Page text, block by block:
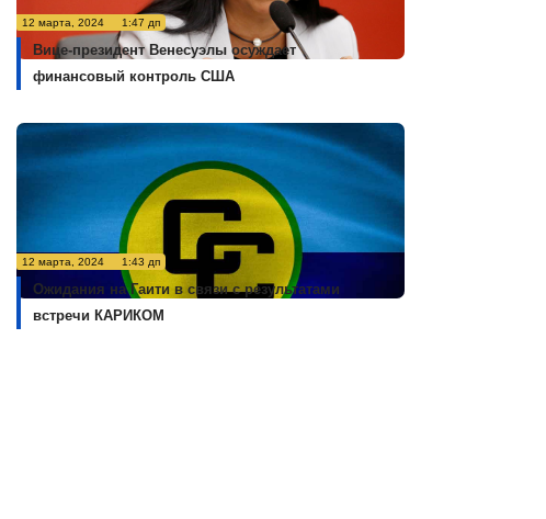
12 марта, 2024 1:47 дп
Вице-президент Венесуэлы осуждает
финансовый контроль США
12 марта, 2024 1:43 дп
Ожидания на Гаити в связи с результатами
встречи КАРИКОМ